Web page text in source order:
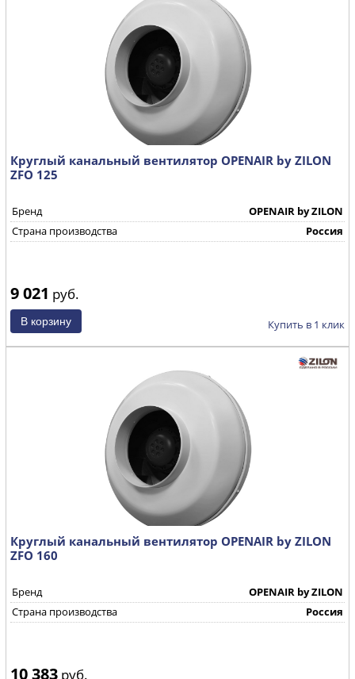
Круглый канальный вентилятор OPENAIR by ZILON
ZFO 125
Бренд
OPENAIR by ZILON
Страна производства
Россия
9 021 руб.
Купить в 1 клик
Круглый канальный вентилятор OPENAIR by ZILON
ZFO 160
Бренд
OPENAIR by ZILON
Страна производства
Россия
10 383 руб.